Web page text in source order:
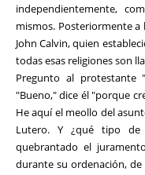
independientemente,
mismos. Posteriormente
John Calvin, quien
todas esas religiones son
Pregunto al protestante
"Bueno," dice él "porque
He aquí el meollo del
Lutero. Y ¿qué tipo
quebrantado el
durante su ordenación,